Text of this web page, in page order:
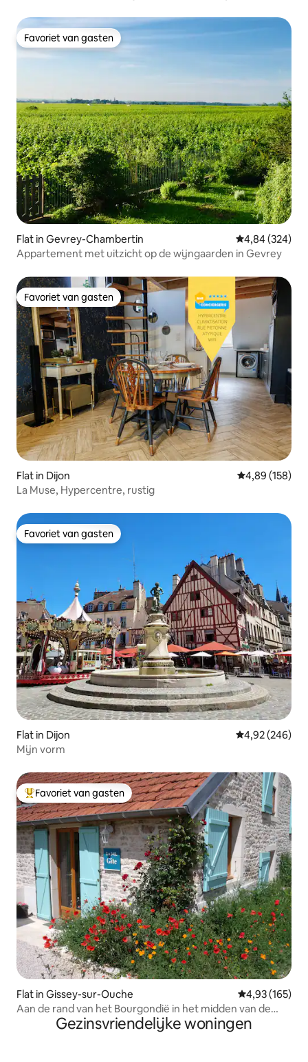
Favoriet van gasten
Favoriet van gasten
Flat in Gevrey-Chambertin Gemiddelde
4,84 (324)
Appartement met uitzicht op de wijngaarden in Gevrey
Favoriet van gasten
Favoriet van gasten
Flat in Dijon Gemiddelde
4,89 (158)
La Muse, Hypercentre, rustig
Favoriet van gasten
Favoriet van gasten
Flat in Dijon Gemiddelde
4,92 (246)
Mijn vorm
Topfavoriet van gasten
Favoriet van gasten
Flat in Gissey-sur-Ouche Gemiddelde
4,93 (165)
Aan de rand van het Bourgondië in het midden van de
Gezinsvriendelijke woningen